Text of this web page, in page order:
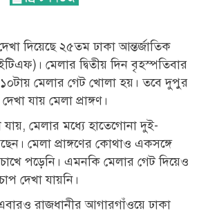
দেখা দিয়েছে ২৫তম ঢাকা আন্তর্জাতিক
মেলার দ্বিতীয় দিন বৃহস্পতিবার
মেলার গেট খোলা হয়। তবে দুপুর
যায় মেলা প্রাঙ্গণ।
যায়, মেলার মধ্যে হাতেগোনা দুই-
মেলা প্রাঙ্গণের কোথাও একসঙ্গে
পড়েনি। এমনকি মেলার গেট দিয়েও
দেখা যায়নি।
রাজধানীর আগারগাঁওয়ে ঢাকা